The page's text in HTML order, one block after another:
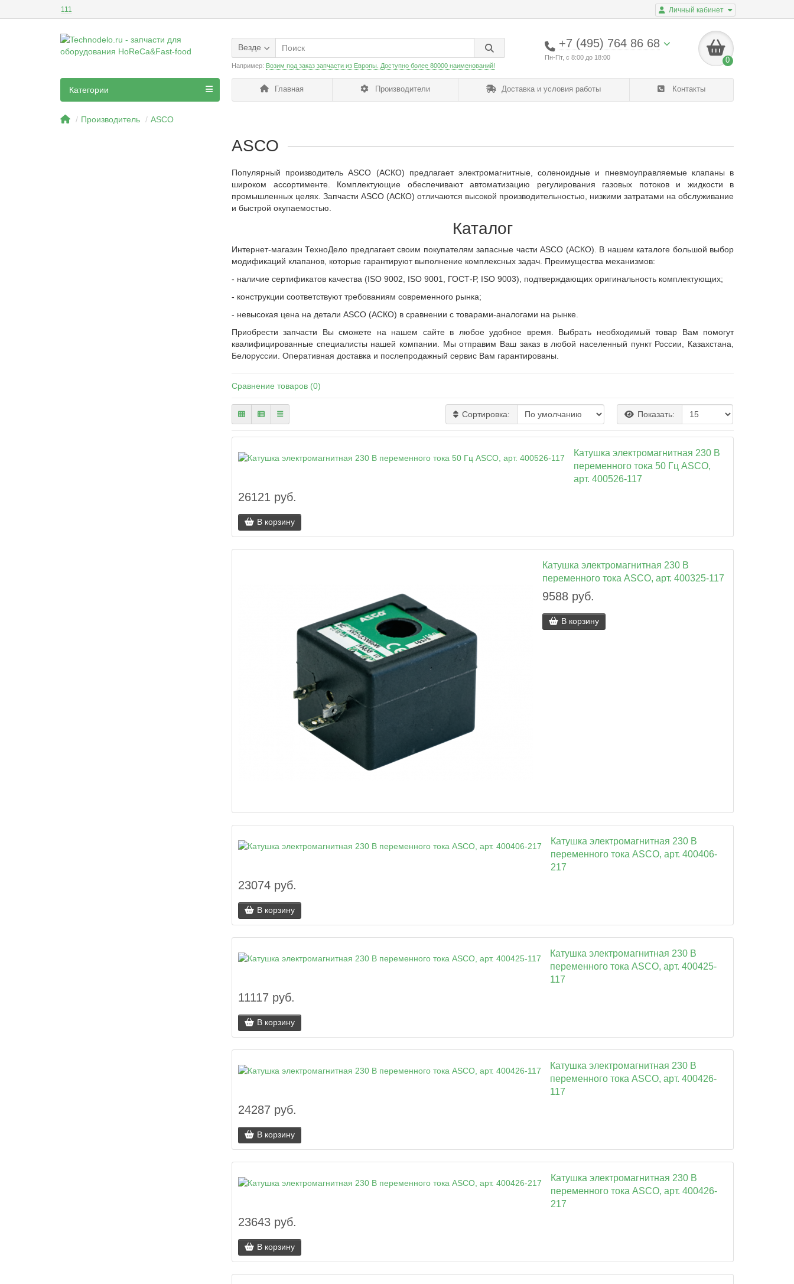
Личный кабинет
111
+7 (495) 764 86 68
Пн-Пт, с 8:00 до 18:00 0
Везде
Например: Возим под заказ запчасти из Европы. Доступно более 80000 наименований!
Главная Производители Доставка и условия работы Контакты
Категории
Производитель ASCO
ASCO
Популярный производитель ASCO (АСКО) предлагает электромагнитные, соленоидные и пневмоуправляемые клапаны в
широком ассортименте. Комплектующие обеспечивают автоматизацию регулирования газовых потоков и жидкости в
промышленных целях. Запчасти ASCO (АСКО) отличаются высокой производительностью, низкими затратами на обслуживание
и быстрой окупаемостью.
Каталог
Интернет-магазин ТехноДело предлагает своим покупателям запасные части ASCO (АСКО). В нашем каталоге большой выбор
модификаций клапанов, которые гарантируют выполнение комплексных задач. Преимущества механизмов:
- наличие сертификатов качества (ISO 9002, ISO 9001, ГОСТ-Р, ISO 9003), подтверждающих оригинальность комплектующих;
- конструкции соответствуют требованиям современного рынка;
- невысокая цена на детали ASCO (АСКО) в сравнении с товарами-аналогами на рынке.
Приобрести запчасти Вы сможете на нашем сайте в любое удобное время. Выбрать необходимый товар Вам помогут
квалифицированные специалисты нашей компании. Мы отправим Ваш заказ в любой населенный пункт России, Казахстана,
Белоруссии. Оперативная доставка и послепродажный сервис Вам гарантированы.
Сравнение товаров (0)
Сортировка: Показать:
Катушка электромагнитная 230 В
переменного тока 50 Гц ASCO,
арт. 400526-117
26121 руб.
В корзину
Катушка электромагнитная 230 В
переменного тока ASCO, арт. 400325-117
9588 руб.
В корзину
Катушка электромагнитная 230 В
переменного тока ASCO, арт. 400406-
217
23074 руб.
В корзину
Катушка электромагнитная 230 В
переменного тока ASCO, арт. 400425-
117
11117 руб.
В корзину
Катушка электромагнитная 230 В
переменного тока ASCO, арт. 400426-
117
24287 руб.
В корзину
Катушка электромагнитная 230 В
переменного тока ASCO, арт. 400426-
217
23643 руб.
В корзину